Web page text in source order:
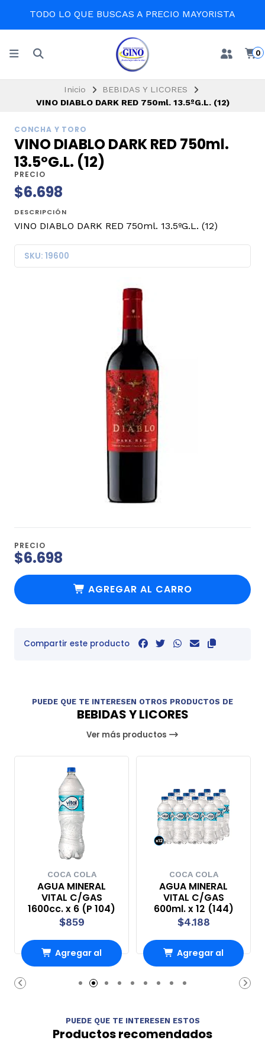
TODO LO QUE BUSCAS A PRECIO MAYORISTA
0
Inicio
BEBIDAS Y LICORES
VINO DIABLO DARK RED 750ml. 13.5ºG.L. (12)
CONCHA Y TORO
VINO DIABLO DARK RED 750ml.
13.5ºG.L. (12)
PRECIO
$6.698
DESCRIPCIÓN
VINO DIABLO DARK RED 750ml. 13.5ºG.L. (12)
SKU: 19600
PRECIO
$6.698
AGREGAR AL CARRO
Compartir este producto
PUEDE QUE TE INTERESEN OTROS PRODUCTOS DE
BEBIDAS Y LICORES
Ver más productos
COCA COLA
AGUA MINERAL
VITAL C/GAS
1600cc. x 6 (P 104)
$859
Agregar al
Carro
COCA COLA
AGUA MINERAL
VITAL C/GAS
600ml. x 12 (144)
$4.188
Agregar al
Carro
PUEDE QUE TE INTERESEN ESTOS
Productos recomendados